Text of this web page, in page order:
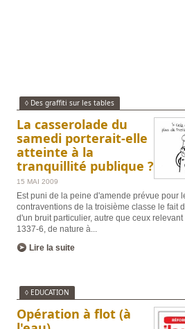
◊ Des graffiti sur les tables
La casserolade du
samedi porterait-elle
atteinte à la
tranquillité publique ?
15 MAI 2009
Est puni de la peine d'amende prévue pour
contraventions de la troisième classe le fait
d'un bruit particulier, autre que ceux relevant
1337-6, de nature à
Lire la suite
◊ EDUCATION
Opération à flot (à